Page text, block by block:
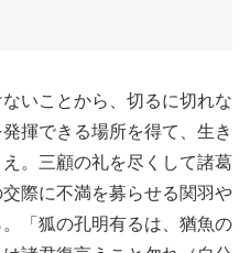
いことから、切るに切れな
揮できる場所を得て、生き
。三顧の礼を尽くして諸葛
際に不満を募らせる関羽や
「狐の孔明有るは、猶魚の